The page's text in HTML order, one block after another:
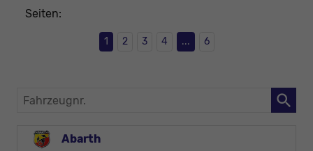
Seiten:
1 2 3 4 ... 6
Fahrzeugnr.
Abarth